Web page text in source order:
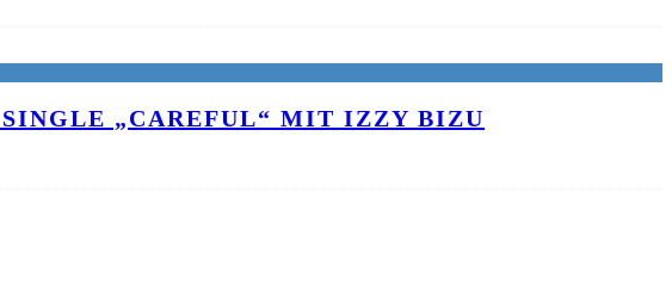
„CAREFUL“ MIT IZZY BIZU